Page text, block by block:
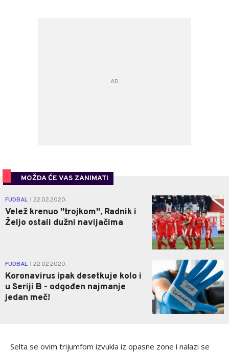
MOŽDA ĆE VAS ZANIMATI
FUDBAL 22.02.2020.
Velež krenuo ''trojkom'', Radnik i
Željo ostali dužni navijačima
0
FUDBAL 22.02.2020.
Koronavirus ipak desetkuje kolo i
u Seriji B - odgođen najmanje
jedan meč!
Selta se ovim trijumfom izvukla iz opasne zone i nalazi se